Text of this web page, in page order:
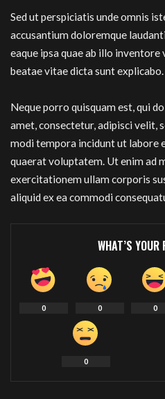
Sed ut perspiciatis unde omnis
accusantium doloremque
eaque ipsa quae ab illo
beatae vitae dicta sunt explicabo.
Neque porro quisquam est, qui
amet, consectetur, adipisci velit,
modi tempora incidunt ut labore
quaerat voluptatem. Ut enim ad
exercitationem ullam corporis
aliquid ex ea commodi
WHAT’S YOUR
0 0 0
0